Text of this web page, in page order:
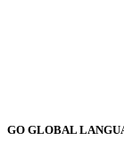
GO GLOBAL